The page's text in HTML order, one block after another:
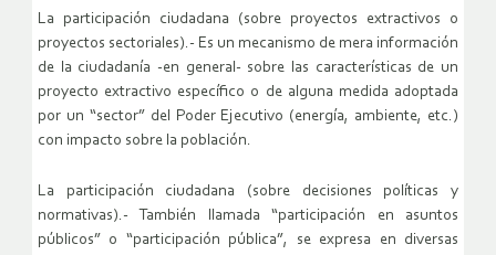
La participación ciudadana (sobre proyectos extractivos o
proyectos sectoriales).- Es un mecanismo de mera información
de la ciudadanía -en general- sobre las características de un
proyecto extractivo específico o de alguna medida adoptada
por un “sector” del Poder Ejecutivo (energía, ambiente, etc.)
con impacto sobre la población.
La participación ciudadana (sobre decisiones políticas y
normativas).- También llamada “participación en asuntos
públicos” o “participación pública”, se expresa en diversas